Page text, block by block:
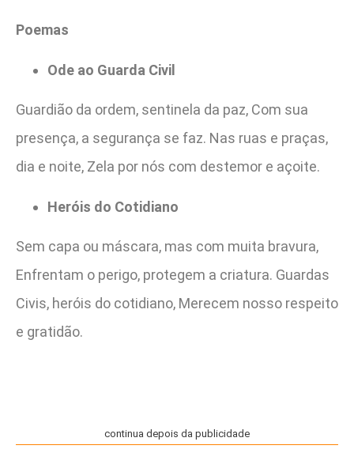
Poemas
Ode ao Guarda Civil
Guardião da ordem, sentinela da paz, Com sua
presença, a segurança se faz. Nas ruas e praças,
dia e noite, Zela por nós com destemor e açoite.
Heróis do Cotidiano
Sem capa ou máscara, mas com muita bravura,
Enfrentam o perigo, protegem a criatura. Guardas
Civis, heróis do cotidiano, Merecem nosso respeito
e gratidão.
continua depois da publicidade